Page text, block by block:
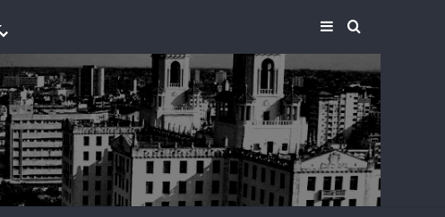
BARRA LATERAL
BUSCAR